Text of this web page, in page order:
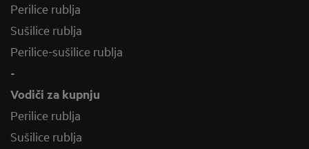
Perilice rublja
Sušilice rublja
Perilice-sušilice rublja
-
Vodiči za kupnju
Perilice rublja
Sušilice rublja